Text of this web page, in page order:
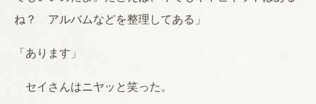
ね？ アルバムなどを整理してある」
「あります」
セイさんはニヤッと笑った。